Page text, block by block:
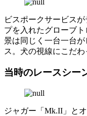
ビスポークサービス
プを入れたグローブ
景は同じく一台一台
ス。犬の視線にこだ
当時のレースシー
ジャガー「Mk.II」と